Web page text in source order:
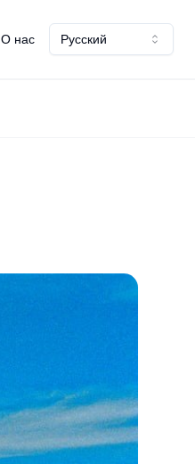
О нас Русский